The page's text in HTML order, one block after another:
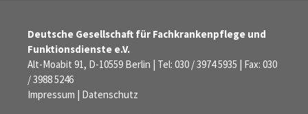
Deutsche Gesellschaft für Fachkrankenpflege und
Funktionsdienste e.V.
Alt-Moabit 91, D-10559 Berlin | Tel: 030 / 3974 5935 | Fax: 030
/ 3988 5246
Impressum | Datenschutz